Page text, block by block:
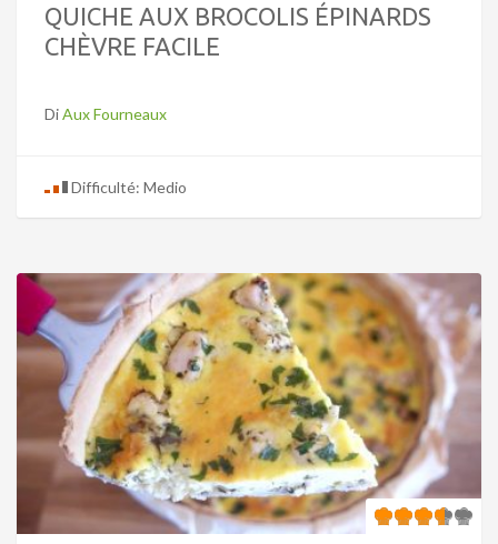
QUICHE AUX BROCOLIS ÉPINARDS
CHÈVRE FACILE
DiAux Fourneaux
Difficulté: Medio